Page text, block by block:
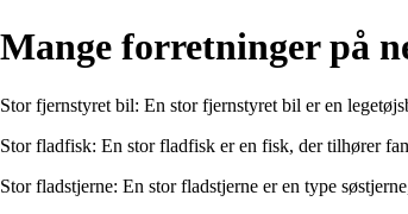
Mange forretninger på
Stor fjernstyret bil: En stor fjernstyret bil er en
Stor fladfisk: En stor fladfisk er en fisk, der tilhører
Stor fladstjerne: En stor fladstjerne er en type